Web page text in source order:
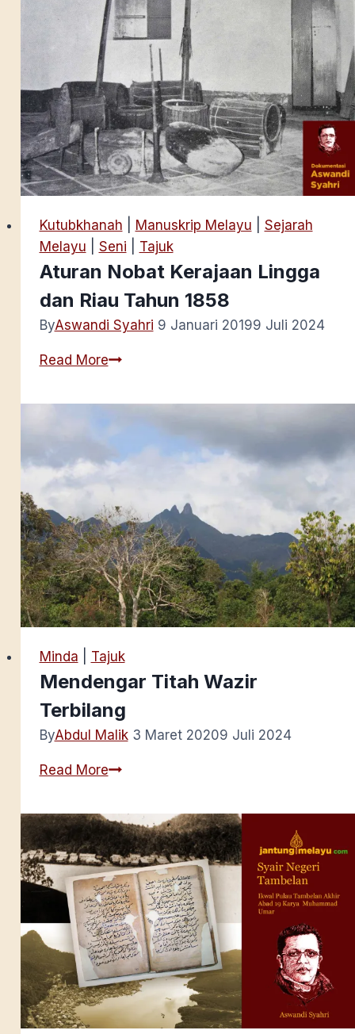
di
Pantai
Berjiwa
Gunung
Kutubkhanah Manuskrip Melayu
Sejarah
Melayu
Seni Tajuk
Aturan Nobat Kerajaan Lingga
dan Riau Tahun 1858
ByAswandi Syahri 9 Januari 20199 Juli 2024
Read MoreAturan
Kerajaan
Riau
Tahun
1858
Minda Tajuk
Mendengar Titah Wazir
Terbilang
ByAbdul Malik 3 Maret 20209 Juli 2024
Read MoreMendengar
Wazir
Terbilang